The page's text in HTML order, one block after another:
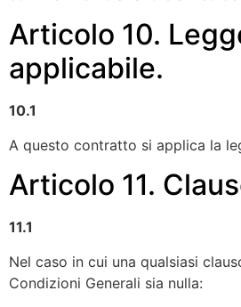
Articolo 10.
applicabile.
10.1
A questo contratto si applica la
Articolo 11.
11.1
Nel caso in cui una qualsiasi
Condizioni Generali sia nulla: